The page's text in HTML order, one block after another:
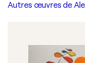
Autres œuvres de